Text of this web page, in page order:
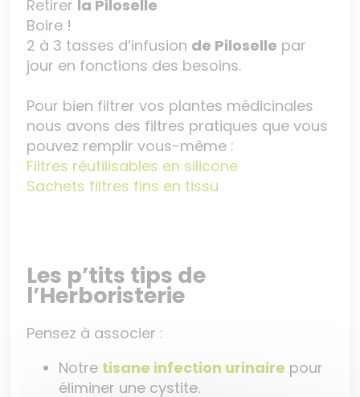
Retirer la Piloselle
Boire !
2 à 3 tasses d’infusion de Piloselle par
jour en fonctions des besoins.
Pour bien filtrer vos plantes médicinales
nous avons des filtres pratiques que vous
pouvez remplir vous-même :
Filtres réutilisables en silicone
Sachets filtres fins en tissu
Les p’tits tips de
l’Herboristerie
Pensez à associer :
Notre tisane infection urinaire pour
éliminer une cystite.